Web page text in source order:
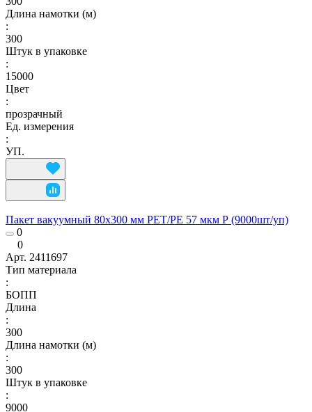
Длина намотки (м)
:
300
Штук в упаковке
:
15000
Цвет
:
прозрачный
Ед. измерения
:
УП.
Пакет вакуумный 80x300 мм РЕТ/РЕ 57 мкм Р (9000шт/уп)
0
0
Арт. 2411697
Тип материала
:
БОПП
Длина
:
300
Длина намотки (м)
:
300
Штук в упаковке
:
9000